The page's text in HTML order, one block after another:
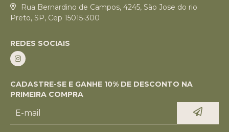
Rua Bernardino de Campos, 4245, Säo Jose do rio
Preto, SP, Cep 15015-300
REDES SOCIAIS
CADASTRE-SE E GANHE 10% DE DESCONTO NA
PRIMEIRA COMPRA